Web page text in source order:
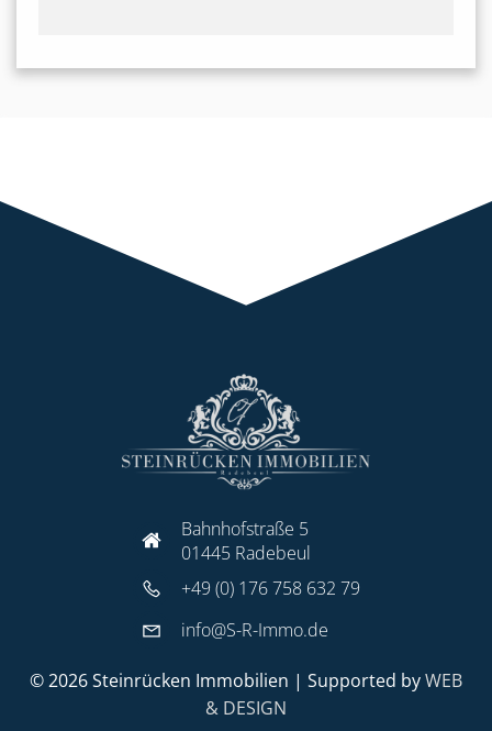
Bahnhofstraße 5
01445 Radebeul
+49 (0) 176 758 632 79
info@S-R-Immo.de
© 2026 Steinrücken Immobilien | Supported byWEB
& DESIGN